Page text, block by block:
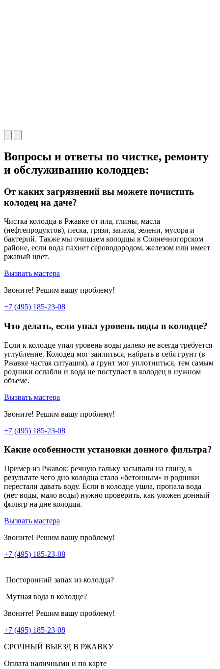
Вопросы и ответы по чистке, ремонту
и обслуживанию колодцев:
От каких загрязнений вы можете почистить
колодец на даче?
Чистка колодца в Ржавке от ила, глины, масла
(нефтепродуктов), песка, грязи, запаха, зелени, мусора и
бактерий. Также мы очищаем колодцы в Солнечногорском
районе, если вода пахнет сероводородом, железом или имеет
ржавый цвет.
Вызвать мастера
Звоните! Решим вашу проблему!
+7 (495) 185-23-08
Что делать, если упал уровень воды в колодце?
Если к колодце упал уровень воды далеко не всегда требуется
углубление. Колодец мог заилиться, набрать в себя грунт (в
Ржавке частая ситуация), а грунт мог уплотниться, тем самым
родники ослабли и вода не поступает в колодец в нужном
объеме.
Вызвать мастера
Звоните! Решим вашу проблему!
+7 (495) 185-23-08
Какие особенности установки донного фильтра?
Пример из Ржавок: речную гальку засыпали на глину, в
результате чего дно колодца стало «бетонным» и родники
перестали давать воду. Если в колодце ушла, пропала вода
(нет воды, мало воды) нужно проверить, как уложен донный
фильтр на дне колодца.
Вызвать мастера
Звоните! Решим вашу проблему!
+7 (495) 185-23-08
Посторонний запах из колодца?
Мутная вода в колодце?
Звоните! Решим вашу проблему!
+7 (495) 185-23-08
СРОЧНЫЙ ВЫЕЗД В РЖАВКУ
Оплата наличными и по карте